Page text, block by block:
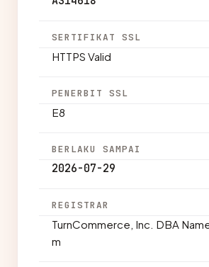
SERTIFIKAT SSL
HTTPS Valid
PENERBIT SSL
E8
BERLAKU SAMPAI
2026-07-29
REGISTRAR
TurnCommerce, Inc. DBA
m